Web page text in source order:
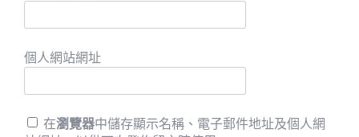
個人網站網址
在瀏覽器中儲存顯示名稱、電子郵件地址及個人網